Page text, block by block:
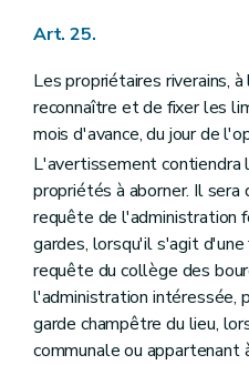
Art. 25.
Les propriétaires riverains,
reconnaître et de fixer les
mois d'avance, du jour de
L'avertissement contiendra
propriétés à aborner. Il sera
requête de l'administration
gardes, lorsqu'il s'agit
requête du collège des
l'administration intéressée,
garde champêtre du lieu,
communale ou appartenant